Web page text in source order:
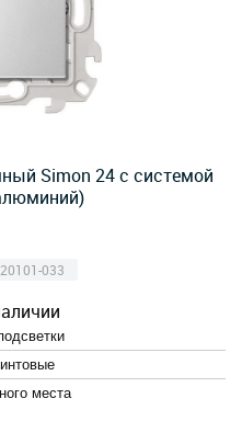
Simon 24 с системой
033
места